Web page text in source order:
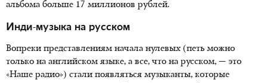
альбома больше 17 миллионов рублей.
Инди-музыка на русском
Вопреки представлениям начала нулевых (петь можно
только на английском языке, а все, что на русском, — это
«Наше радио») стали появляться музыканты, которые